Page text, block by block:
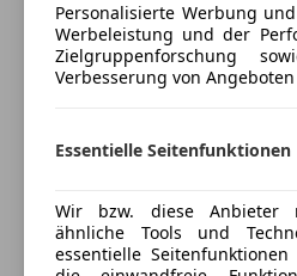
Finanzierung sowie
möglich
Alle Wunschfahrzeuge auch
www.riders-peak.com
Keine Haftung für Druck-
Irrtum und Zwischenverkauf
Beispielbilder zeigen evtl.
Preisbewertung
Kfz-Versicherung
Personalisierte Werbung
Werbeleistung und der
Zielgruppenforschung
Verbesserung von Angeboten
Essentielle Seitenfunktionen
Wir bzw. diese Anbieter
ähnliche Tools und
essentielle